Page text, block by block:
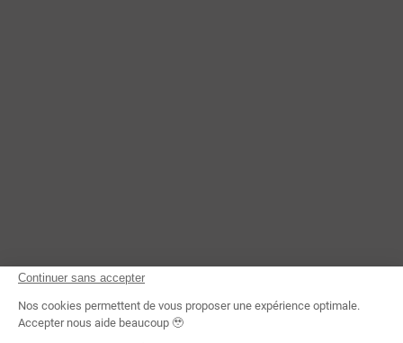
Continuer sans accepter
Nos cookies permettent de vous proposer une expérience optimale.
Accepter nous aide beaucoup 🥹